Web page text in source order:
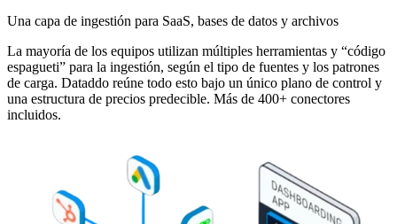
Una capa de ingestión para SaaS, bases de datos y archivos
La mayoría de los equipos utilizan múltiples herramientas y “código
espagueti” para la ingestión, según el tipo de fuentes y los patrones
de carga. Dataddo reúne todo esto bajo un único plano de control y
una estructura de precios predecible. Más de 400+ conectores
incluidos.